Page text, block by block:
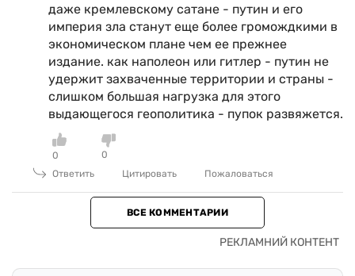
даже кремлевскому сатане - путин и его
империя зла станут еще более громождкими в
экономическом плане чем ее прежнее
издание. как наполеон или гитлер - путин не
удержит захваченные территории и страны -
слишком большая нагрузка для этого
выдающегося геополитика - пупок развяжется.
0
0
Ответить
Цитировать Пожаловаться
ВСЕ КОММЕНТАРИИ